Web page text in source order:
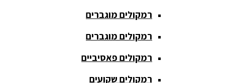
מוגברים
מיקרופון
רמקולים מוגברים
רמקולים מוגברים
רמקולים פאסיביים
רמקולים שקועים